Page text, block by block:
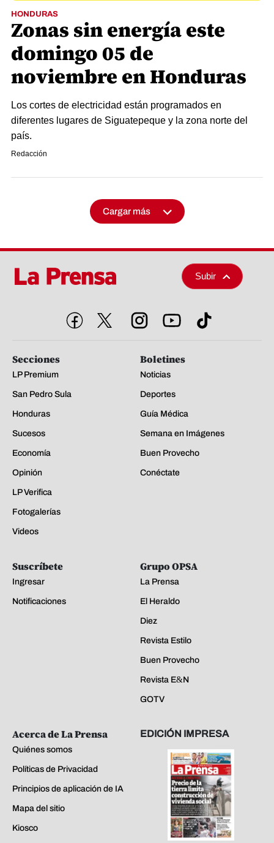
HONDURAS
Zonas sin energía este
domingo 05 de
noviembre en Honduras
Los cortes de electricidad están programados en
diferentes lugares de Siguatepeque y la zona norte del
país.
Redacción
Cargar más
Subir
Secciones
LP Premium
San Pedro Sula
Honduras
Sucesos
Economía
Opinión
LP Verifica
Fotogalerías
Videos
Boletines
Noticias
Deportes
Guía Médica
Semana en Imágenes
Buen Provecho
Conéctate
Suscríbete
Ingresar
Notificaciones
Grupo OPSA
La Prensa
El Heraldo
Diez
Revista Estilo
Buen Provecho
Revista E&N
GOTV
Acerca de La Prensa
Quiénes somos
Políticas de Privacidad
Principios de aplicación de IA
Mapa del sitio
Kiosco
EDICIÓN IMPRESA